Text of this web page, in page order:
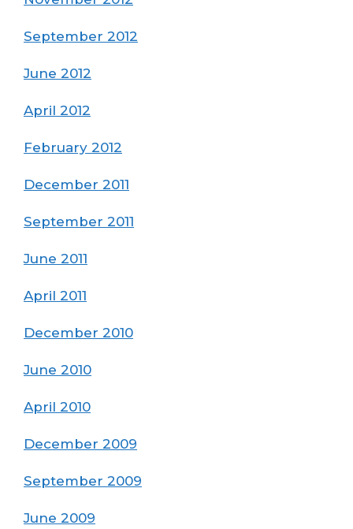
September 2012
June 2012
April 2012
February 2012
December 2011
September 2011
June 2011
April 2011
December 2010
June 2010
April 2010
December 2009
September 2009
June 2009